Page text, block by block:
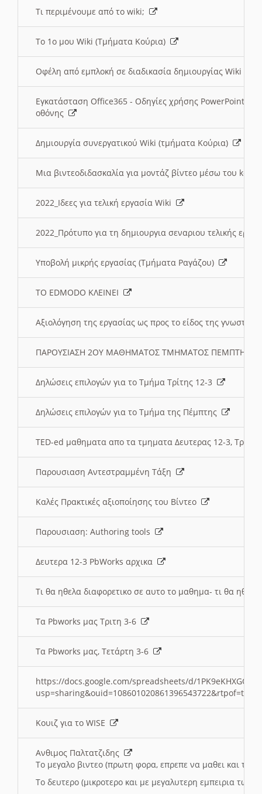
Τι περιμένουμε από το wiki;
Το 1ο μου Wiki (Τμήματα Κούρια)
Οφέλη από εμπλοκή σε διαδικασία δημιουργίας Wiki
Εγκατάσταση Office365 - Οδηγίες χρήσης PowerPoint
οθόνης
Δημιουργία συνεργατικού Wiki (τμήματα Κούρια)
Μια βιντεοδιδασκαλία για μοντάζ βίντεο μέσω του
2022_Ιδεες για τελική εργασία Wiki
2022_Πρότυπο για τη δημιουργια σεναριου τελικής
Υποβολή μικρής εργασίας (Τμήματα Ραγάζου)
ΤΟ EDMODO ΚΛΕΙΝΕΙ
Αξιολόγηση της εργασίας ως προς το είδος της
ΠΑΡΟΥΣΙΑΣΗ 2ΟΥ ΜΑΘΗΜΑΤΟΣ ΤΜΗΜΑΤΟΣ
Δηλώσεις επιλογών για το Τμήμα Τρίτης 12-3
Δηλώσεις επιλογών για το Τμήμα της Πέμπτης
TED-ed μαθηματα απο τα τμηματα Δευτερας 12-3,
Παρουσιαση Αντεστραμμένη Τάξη
Καλές Πρακτικές αξιοποίησης του Βίντεο
Παρουσιαση: Authoring tools
Δευτερα 12-3 PbWorks αρχικα
Τι θα ηθελα διαφορετικο σε αυτο το μαθημα- τι θα
Τα Pbworks μας Τριτη 3-6
Τα Pbworks μας, Τετάρτη 3-6
https://docs.google.com/spreadsheets/d/
Κουιζ για το WISE
Ανθιμος Παλτατζιδης
Το μεγαλο βιντεο (πρωτη φορα, επρεπε να μαθει και το
Το δευτερο (μικροτερο και με μεγαλυτερη εμπειρια